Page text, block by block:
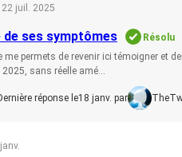
22 juil. 2025
de ses symptômes
Résolu
me permets de revenir ici témoigner et
sans réelle amé...
réponse le18 janv. par